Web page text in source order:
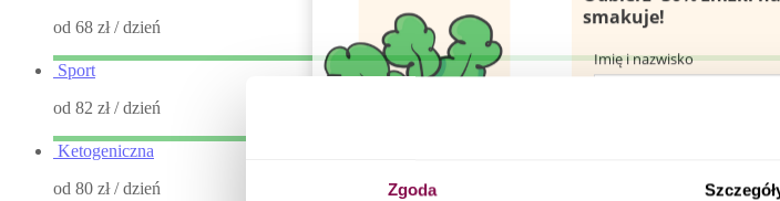
Zgoda
od 68 zł/ dzień
Sport
od 82 zł/ dzień
Ketogeniczna
od 80 zł/ dzień